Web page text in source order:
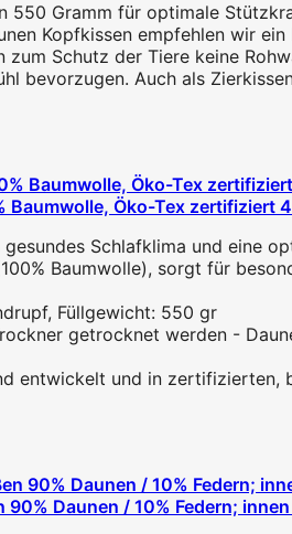
550 Gramm für optimale
Kopfkissen empfehlen wir
Schutz der Tiere keine
bevorzugen. Auch als
Baumwolle, Öko-Tex zertifiziert
Schlafklima und eine
Baumwolle), sorgt für
Füllgewicht: 550 gr
getrocknet werden -
entwickelt und in zertifizierten,
Daunen / 10% Federn;